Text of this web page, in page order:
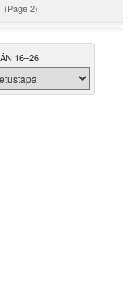
(Page 2)
16–26